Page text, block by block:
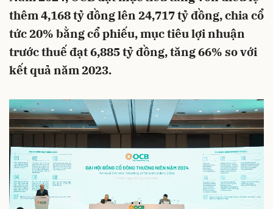
thêm 4,168 tỷ đồng lên 24,717 tỷ đồng, chia cổ
tức 20% bằng cổ phiếu, mục tiêu lợi nhuận
trước thuế đạt 6,885 tỷ đồng, tăng 66% so với
kết quả năm 2023.
Hủy